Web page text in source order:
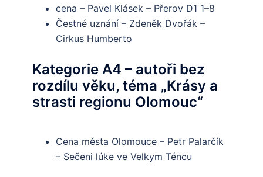
cena – Pavel Klásek – Přerov D1 1–8
Čestné uznání – Zdeněk Dvořák –
Cirkus Humberto
Kategorie A4 – autoři bez
rozdílu věku, téma „Krásy a
strasti regionu Olomouc“
Cena města Olomouce – Petr Palarčík
– Sečeni lúke ve Velkym Téncu